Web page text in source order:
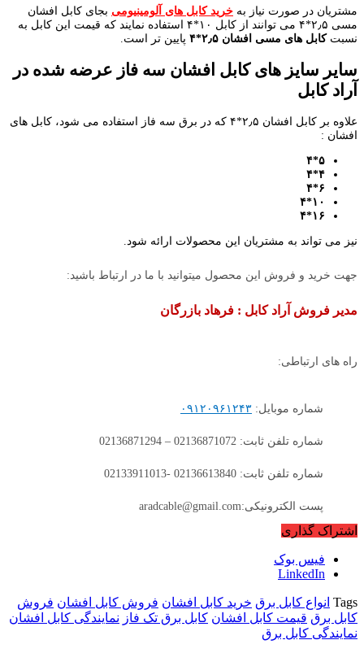
مشتریان در صورت نیاز به خرید کابل های آلومینیومی بجای کابل افشان
مسی ۲٫۵*۴ می توانند از کابل ۱۰*۴ استفاده نمایند که قیمت این کابل به
نسبتکابل های مسی افشان ۲٫۵*۴ پایین تر است.
سایر سایز های کابل افشان سه فاز عرضه شده در
آراد کابل
علاوه بر کابل افشان ۲٫۵*۴ که در برق سه فاز استفاده می شود، کابل های
افشان :
۵*۴
۴*۴
۶*۴
۱۰*۴
۱۶*۴
نیز می تواند به مشتریان این محصولات ارائه شود.
جهت خرید و فروش این محصول میتوانید با ما در ارتباط باشید:
مدیر فروش آراد کابل : فرهاد بازرگان
راه های ارتباطی:
شماره موبایل: ۰۹۱۲۰۹۶۱۲۴۳
شماره تلفن ثابت: 02136871072 – 02136871294
شماره تلفن ثابت: 02136613840 -02133911013
پست الکترونیکی:aradcable@gmail.com
اشتراک گذاری
فیس بوک
LinkedIn
Tags انواع کابل برق خرید کابل افشان فروش کابل افشان فروش
کابل برق قیمت کابل افشان کابل برق تک فاز نمایندگی کابل افشان
نمایندگی کابل برق